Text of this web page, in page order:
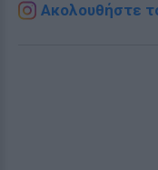
Ακολουθήστε